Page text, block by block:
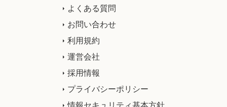
よくある質問
お問い合わせ
利用規約
運営会社
採用情報
プライバシーポリシー